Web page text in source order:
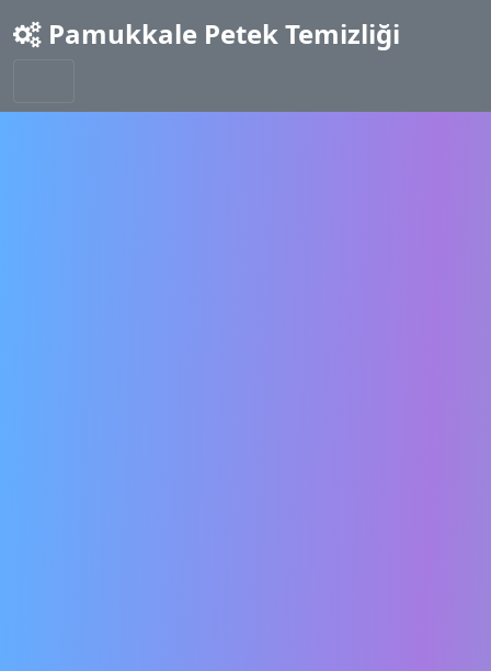
Pamukkale Petek Temizliği